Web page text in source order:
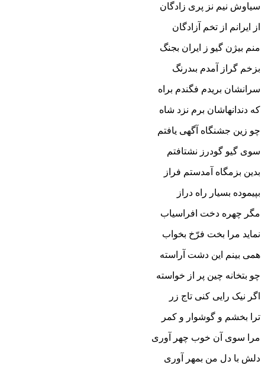
سیاوش نیم نز پرى زادگان
از ایرانم از تخم آزادگان‏
منم بیژن گیو ز ایران بجنگ
بزخم گراز آمدم بى‏درنگ‏
سرانشان بریدم فگندم براه
که دندانهاشان برم نزد شاه‏
چو زین جشنگاه آگهى یافتم
سوى گیو گودرز نشتافتم‏
بدین بزمگاه آمدستم فراز
بپیموده بسیار راه دراز
مگر چهره دخت افراسیاب
نماید مرا بخت فرّخ بخواب‏
همى بینم این دشت آراسته
چو بتخانه چین پر از خواسته‏
اگر نیک رایى کنى تاج زر
ترا بخشم و گوشوار و کمر
مرا سوى آن خوب چهر آورى
دلش با دل من بمهر آورى‏